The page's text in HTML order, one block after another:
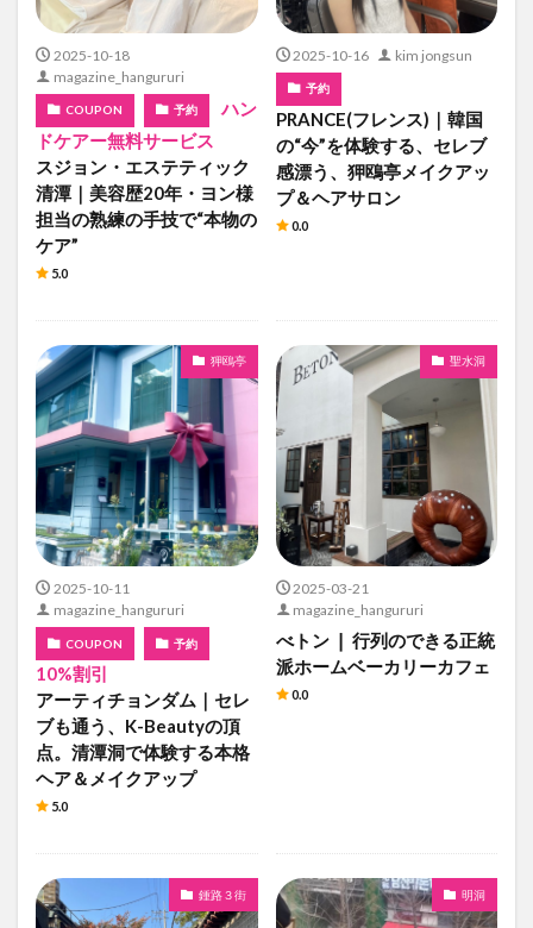
2025-10-18
magazine_hangururi
COUPON 予約
ハン
ドケアー無料サービス
スジョン・エステティック
清潭｜美容歴20年・ヨン様
担当の熟練の手技で“本物の
ケア”
5.0
2025-10-16 kim jongsun
予約
PRANCE(フレンス)｜韓国
の“今”を体験する、セレブ
感漂う、狎鴎亭メイクアッ
プ＆ヘアサロン
0.0
狎鴎亭
2025-10-11
magazine_hangururi
COUPON 予約
10%割引
アーティチョンダム｜セレ
ブも通う、K-Beautyの頂
点。清潭洞で体験する本格
ヘア＆メイクアップ
5.0
聖水洞
2025-03-21
magazine_hangururi
べトン ❘ 行列のできる正統
派ホームベーカリーカフェ
0.0
鍾路３街 明洞